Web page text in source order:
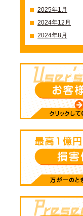
2025年1月
2024年12月
2024年8月